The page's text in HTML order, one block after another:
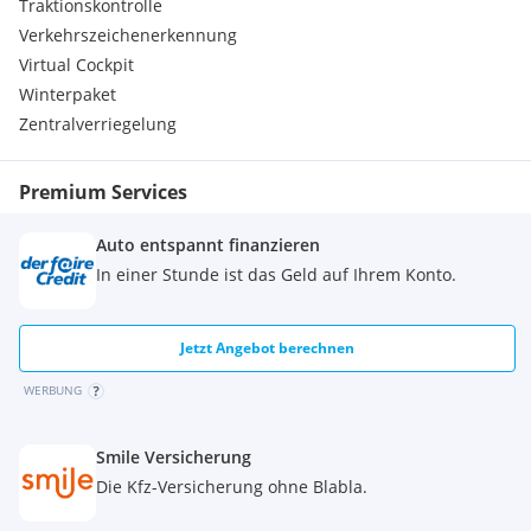
Scheibenwischer mit Regensensor
Sitz vorn links verstellbar (6-fach)
Sitz vorn rechts verstellbar (4-fach)
Sitzbezug / Polsterung: Robustsitzbezüge
Sitzheizung vorn
Smartphone kabellose Schnittstelle (Apple CarPlay & Android
Auto)
Sonderlackierung
Türgriff außen Wagenfarbe
Unterfahrschutz (Grau)
USB-Anschluss
Verglasung hinten abgedunkelt
Zentralverriegelung
Sonderausstattungen
Traktionskontrolle
Verkehrszeichenerkennung
Virtual Cockpit
Winterpaket
Zentralverriegelung
Premium Services
Auto entspannt finanzieren
In einer Stunde ist das Geld auf Ihrem Konto.
Jetzt Angebot berechnen
WERBUNG
Smile Versicherung
Die Kfz-Versicherung ohne Blabla.